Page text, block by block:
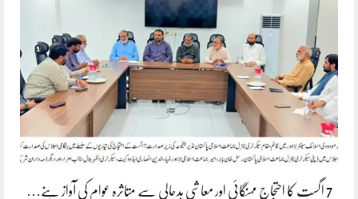
7 اگست کا احتجاج مہنگائی اور معاشی بدحالی سے متاثرہ عوام کی آواز بنے…